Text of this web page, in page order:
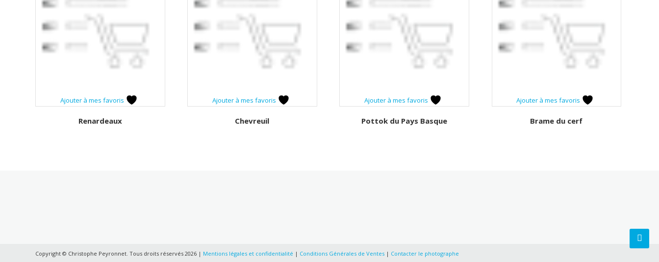
Ajouter à mes favoris
Renardeaux
Ajouter à mes favoris
Chevreuil
Ajouter à mes favoris
Pottok du Pays Basque
Ajouter à mes favoris
Brame du cerf
Copyright © Christophe Peyronnet. Tous droits réservés 2026 | Mentions légales et confidentialité | Conditions Générales de Ventes | Contacter le photographe